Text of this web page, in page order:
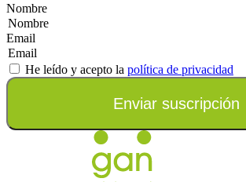
Nombre
Email
He leído y acepto la política de privacidad
Enviar suscripción